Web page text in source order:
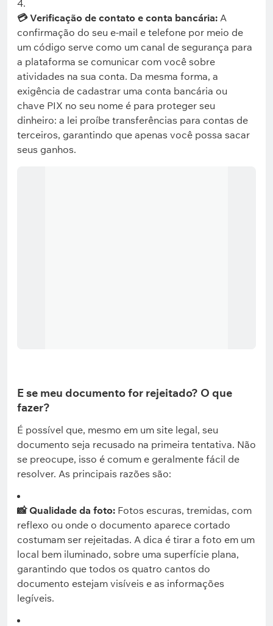
💳 Verificação de contato e conta bancária: A
confirmação do seu e-mail e telefone por meio de
um código serve como um canal de segurança para
a plataforma se comunicar com você sobre
atividades na sua conta. Da mesma forma, a
exigência de cadastrar uma conta bancária ou
chave PIX no seu nome é para proteger seu
dinheiro: a lei proíbe transferências para contas de
terceiros, garantindo que apenas você possa sacar
seus ganhos.
E se meu documento for rejeitado? O que
fazer?
É possível que, mesmo em um site legal, seu
documento seja recusado na primeira tentativa. Não
se preocupe, isso é comum e geralmente fácil de
resolver. As principais razões são:
📸 Qualidade da foto: Fotos escuras, tremidas, com
reflexo ou onde o documento aparece cortado
costumam ser rejeitadas. A dica é tirar a foto em um
local bem iluminado, sobre uma superfície plana,
garantindo que todos os quatro cantos do
documento estejam visíveis e as informações
legíveis.